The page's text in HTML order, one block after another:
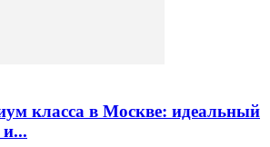
класса в Москве: идеальный